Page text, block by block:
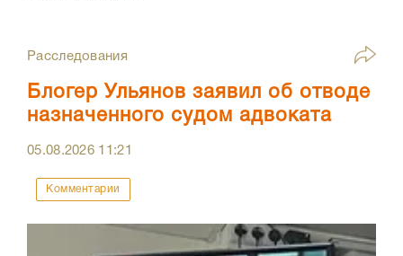
Расследования
Блогер Ульянов заявил об отводе
назначенного судом адвоката
05.08.2026 11:21
Комментарии